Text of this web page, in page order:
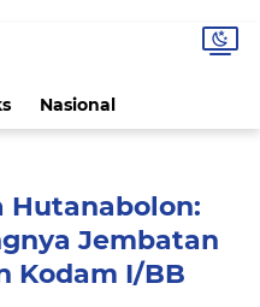
Nasional
Hutanabolon:
Jembatan
Kodam I/BB